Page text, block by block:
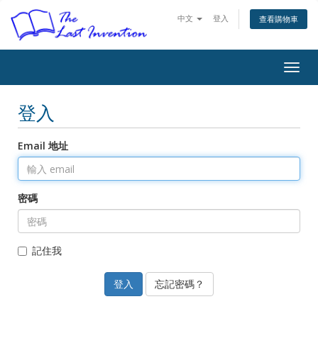
中文 登入 查看購物車
登入
Email 地址
密碼
記住我
忘記密碼？